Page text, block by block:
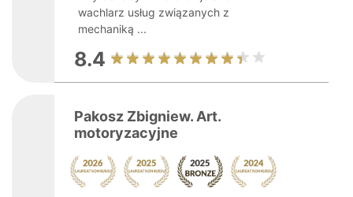
wachlarz usług związanych z
mechaniką ...
8.4
Pakosz Zbigniew. Art.
motoryzacyjne